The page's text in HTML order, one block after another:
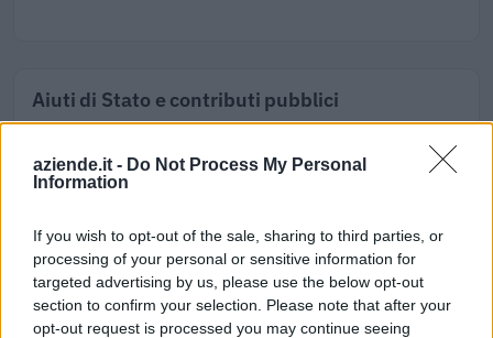
aziende.it - Do Not Process My Personal
Information
If you wish to opt-out of the sale, sharing to third parties, or
processing of your personal or sensitive information for
targeted advertising by us, please use the below opt-out
section to confirm your selection. Please note that after your
opt-out request is processed you may continue seeing
Aiuti di Stato e contributi pubblici
beneficiaria di 11 aiuti o contributi pubblici per un totale di
2026-06-09
Voucher certificazioni PMI per competitività e
sostenibilità
UNIONE REGIONALE DELLE CAMERE DI COMMERCIO
INDUSTRIA ARTIGIANATO AGRICOLTURA DEL